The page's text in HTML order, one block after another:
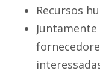
Recursos